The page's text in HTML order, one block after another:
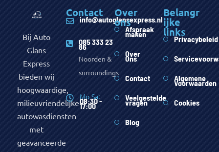
Bij Auto
Glans
Express
bieden wij
hoogwaardige,
milieuvriendelijke
autowasdiensten
met
geavanceerde
Contact
info@autoglansexpress.nl
085 333 23
86
Noorden &
surroundings
Mo-Sa:
08:30 -
17:00
Over
ons
Afspraak
maken
Over
Ons
Contact
Veelgestelde
vragen
Blog
Belangr
ijke
links
Privacybeleid
Algemene
Voorwaarden
Cookies